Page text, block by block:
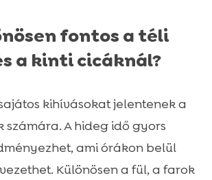
fontos a téli
a kinti cicáknál?
kihívásokat jelentenek a
számára. A hideg idő gyors
ami órákon belül
Különösen a fül, a farok